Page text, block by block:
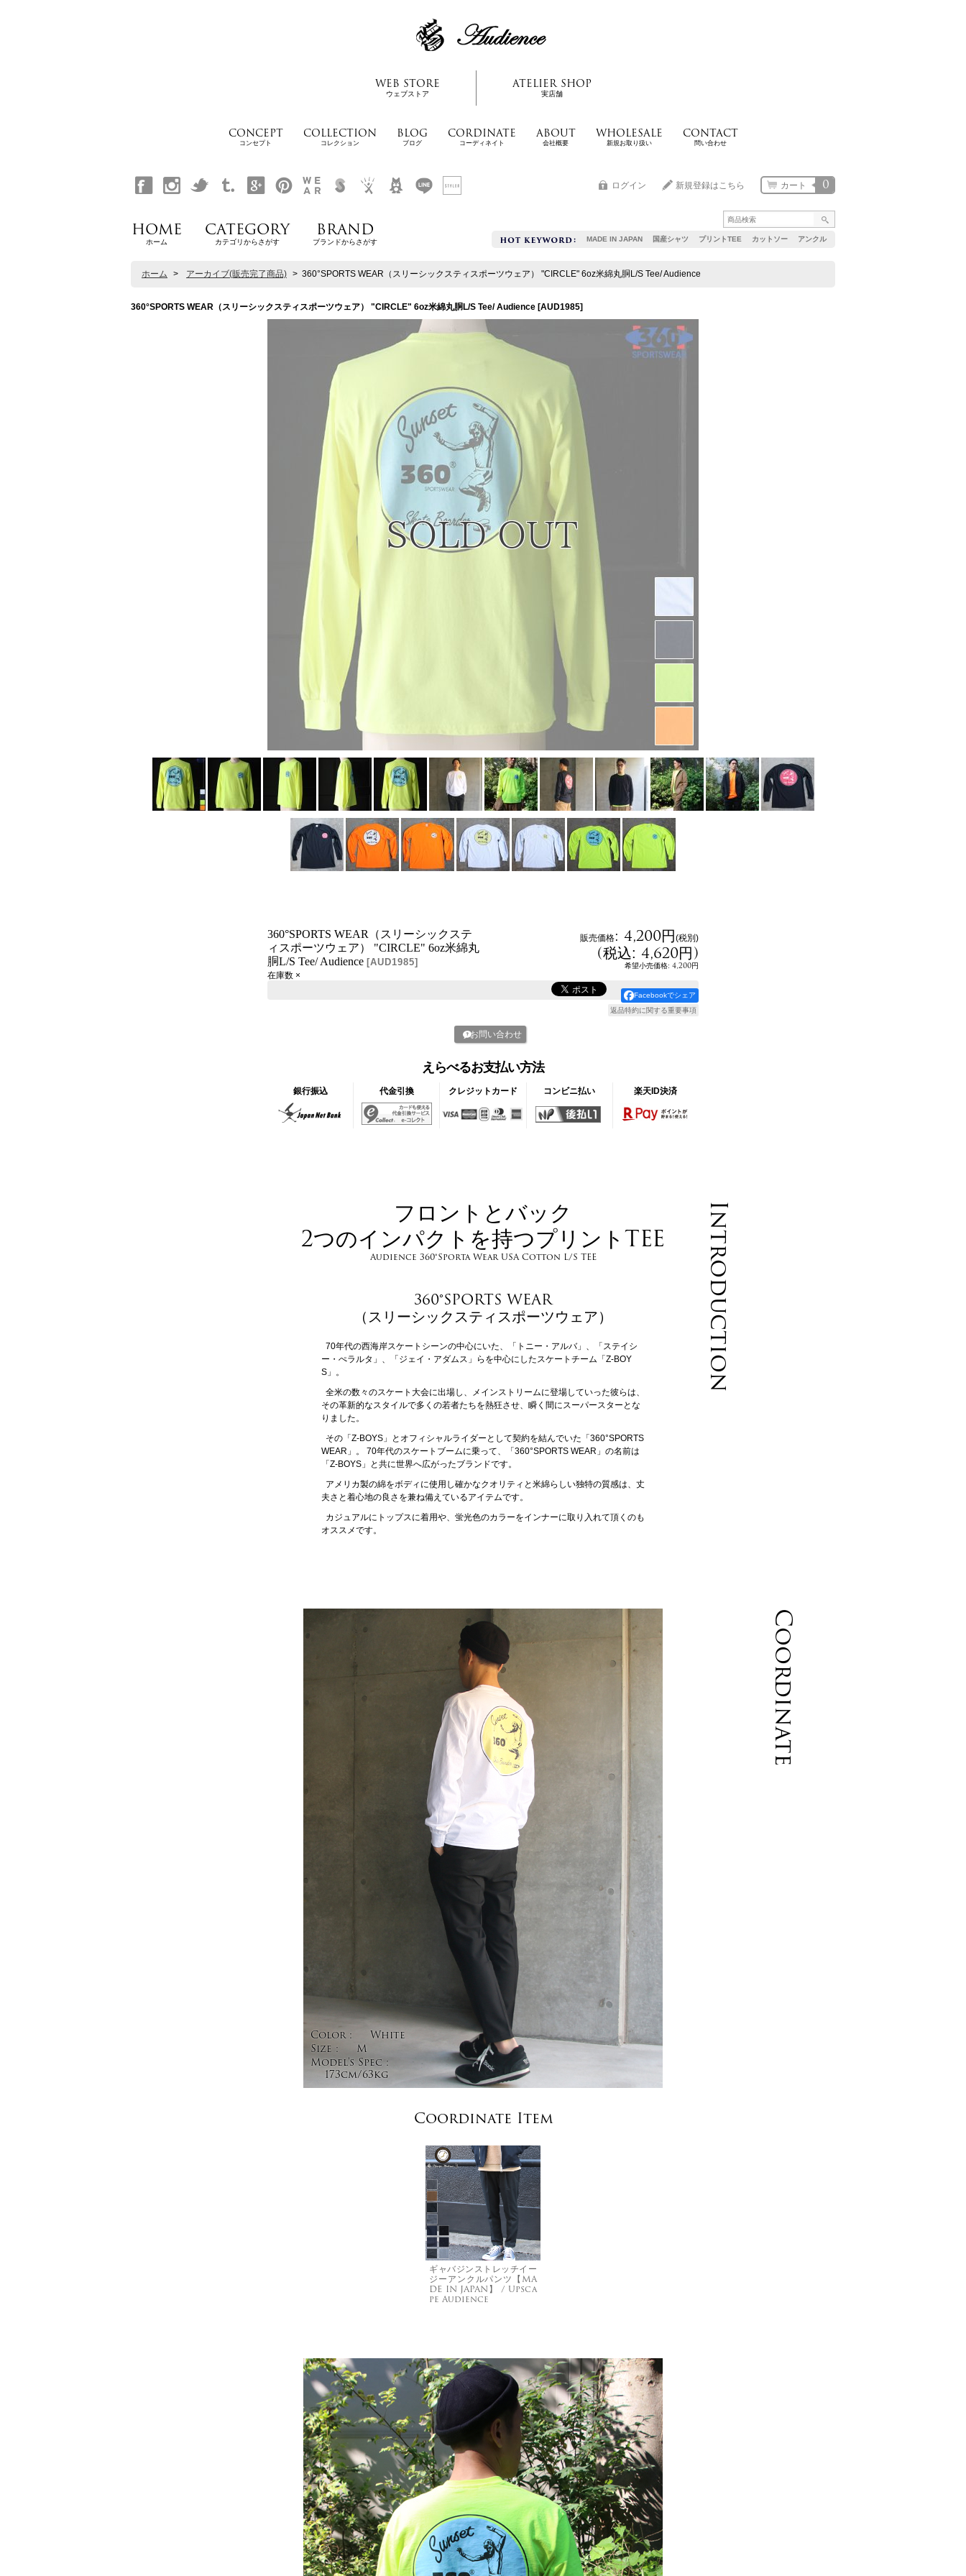
WEB STORE
ウェブストア
ATELIER SHOP
実店舗
CONCEPT
コンセプト
COLLECTION
コレクション
BLOG
ブログ
CORDINATE
コーディネイト
ABOUT
会社概要
WHOLESALE
新規お取り扱い
CONTACT
問い合わせ
MADE IN JAPAN 国産シャツ プリントTEE カットソー アンクル
0
カート
ログイン 新規登録はこちら
HOME
ホーム
CATEGORY
カテゴリからさがす
BRAND
ブランドからさがす
ホーム > アーカイブ(販売完了商品) > 360°SPORTS WEAR（スリーシックスティスポーツウェア） "CIRCLE" 6oz米綿丸胴L/S Tee/ Audience
360°SPORTS WEAR（スリーシックスティスポーツウェア） "CIRCLE" 6oz米綿丸胴L/S Tee/ Audience [AUD1985]
360°SPORTS WEAR（スリーシックステ
ィスポーツウェア） "CIRCLE" 6oz米綿丸
胴L/S Tee/ Audience [AUD1985]
販売価格: 4,200円(税別)
(税込: 4,620円)
希望小売価格: 4,200円
在庫数 ×
Facebookでシェア
返品特約に関する重要事項
お問い合わせ
えらべるお支払い方法
銀行振込 代金引換 クレジットカード コンビニ払い 楽天ID決済
Introduction
フロントとバック
2つのインパクトを持つプリントTEE
Audience 360°Sporta Wear USA Cotton L/S TEE
360°SPORTS WEAR
（スリーシックスティスポーツウェア）
70年代の西海岸スケートシーンの中心にいた、「トニー・アルバ」、「ステイシ
ー・ぺラルタ」、「ジェイ・アダムス」らを中心にしたスケートチーム「Z-BOY
S」。
全米の数々のスケート大会に出場し、メインストリームに登場していった彼らは、
その革新的なスタイルで多くの若者たちを熱狂させ、瞬く間にスーパースターとな
りました。
その「Z-BOYS」とオフィシャルライダーとして契約を結んでいた「360°SPORTS
WEAR」。 70年代のスケートブームに乗って、「360°SPORTS WEAR」の名前は
「Z-BOYS」と共に世界へ広がったブランドです。
アメリカ製の綿をボディに使用し確かなクオリティと米綿らしい独特の質感は、丈
夫さと着心地の良さを兼ね備えているアイテムです。
カジュアルにトップスに着用や、蛍光色のカラーをインナーに取り入れて頂くのも
オススメです。
Coordinate
Color :
White
Size :
M
Model's Spec :
173cm/63kg
Coordinate Item
ギャバジンストレッチイー
ジーアンクルパンツ【MA
DE IN JAPAN】 / Upsca
pe Audience